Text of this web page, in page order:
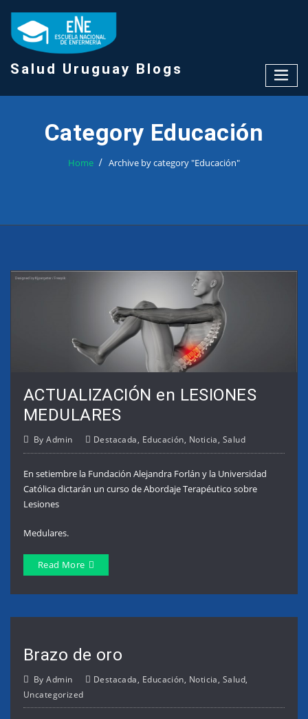
content
Salud Uruguay Blogs
Category Educación
Home Archive by category "Educación"
ACTUALIZACIÓN en LESIONES
MEDULARES
ByAdmin Destacada, Educación, Noticia, Salud
En setiembre la Fundación Alejandra Forlán y la Universidad
Católica dictarán un curso de Abordaje Terapéutico sobre
Lesiones
Medulares.
Read More
Brazo de oro
ByAdmin Destacada, Educación, Noticia, Salud,
Uncategorized